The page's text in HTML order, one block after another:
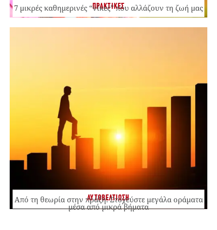
ΠΡΑΚΤΙΚΕΣ
7 μικρές καθημερινές “νίκες” που αλλάζουν τη ζωή μας
ΑΥΤΟΒΕΛΤΙΩΣΗ
Από τη θεωρία στην πράξη: Στοχεύστε μεγάλα οράματα
μέσα από μικρά βήματα